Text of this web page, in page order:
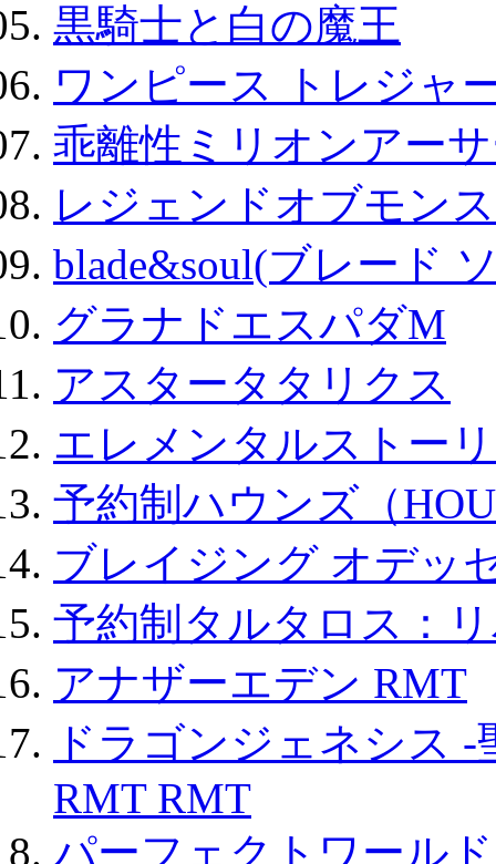
黒騎士と白の魔王
ワンピース トレジャ
乖離性ミリオンアー
レジェンドオブモン
blade&soul(ブレード
グラナドエスパダM
アスタータタリクス
エレメンタルストー
予約制ハウンズ（
ブレイジング オデッ
予約制タルタロス：
アナザーエデン RMT
ドラゴンジェネシス
RMT RMT
パーフェクトワール